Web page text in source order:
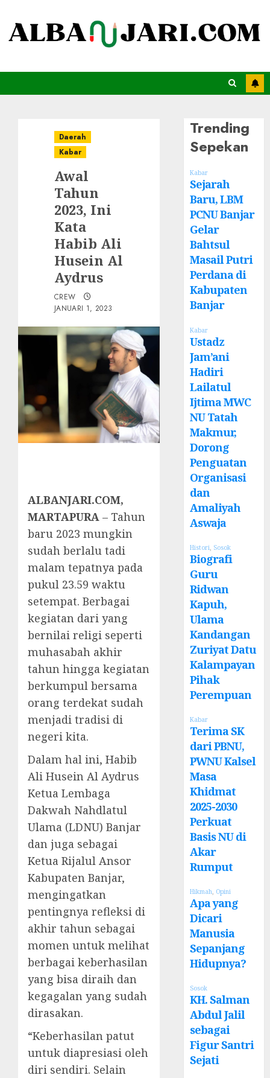
Daerah
Kabar
Awal
Tahun
2023, Ini
Kata
Habib Ali
Husein Al
Aydrus
CREW
JANUARI 1, 2023
ALBANJARI.COM,
MARTAPURA – Tahun
baru 2023 mungkin
sudah berlalu tadi
malam tepatnya pada
pukul 23.59 waktu
setempat. Berbagai
kegiatan dari yang
bernilai religi seperti
muhasabah akhir
tahun hingga kegiatan
berkumpul bersama
orang terdekat sudah
menjadi tradisi di
negeri kita.
Dalam hal ini, Habib
Ali Husein Al Aydrus
Ketua Lembaga
Dakwah Nahdlatul
Ulama (LDNU) Banjar
dan juga sebagai
Ketua Rijalul Ansor
Kabupaten Banjar,
mengingatkan
pentingnya refleksi di
akhir tahun sebagai
momen untuk melihat
berbagai keberhasilan
yang bisa diraih dan
kegagalan yang sudah
dirasakan.
“Keberhasilan patut
untuk diapresiasi oleh
diri sendiri. Selain
Trending
Sepekan
Kabar
Sejarah
Baru, LBM
PCNU Banjar
Gelar
Bahtsul
Masail Putri
Perdana di
Kabupaten
Banjar
Kabar
Ustadz
Jam’ani
Hadiri
Lailatul
Ijtima MWC
NU Tatah
Makmur,
Dorong
Penguatan
Organisasi
dan
Amaliyah
Aswaja
Histori Sosok
Biografi
Guru
Ridwan
Kapuh,
Ulama
Kandangan
Zuriyat Datu
Kalampayan
Pihak
Perempuan
Kabar
Terima SK
dari PBNU,
PWNU Kalsel
Masa
Khidmat
2025-2030
Perkuat
Basis NU di
Akar
Rumput
Hikmah, Opini
Apa yang
Dicari
Manusia
Sepanjang
Hidupnya?
Sosok
KH. Salman
Abdul Jalil
sebagai
Figur Santri
Sejati